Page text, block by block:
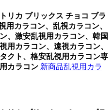
リカ ブリックス チョコ ブラ
用カラコン、乱視カラコン、
、激安乱視用カラコン、韓国
用カラコン、遠視カラコン、
クト、格安乱視用カラコン専
カラコン 新商品乱視用カラ